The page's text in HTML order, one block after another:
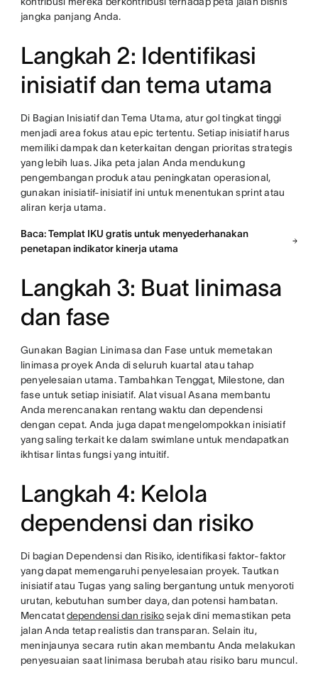
jangka panjang Anda.
Langkah 2: Identifikasi
inisiatif dan tema utama
Di Bagian Inisiatif dan Tema Utama, atur gol tingkat tinggi
menjadi area fokus atau epic tertentu. Setiap inisiatif harus
memiliki dampak dan keterkaitan dengan prioritas strategis
yang lebih luas. Jika peta jalan Anda mendukung
pengembangan produk atau peningkatan operasional,
gunakan inisiatif-inisiatif ini untuk menentukan sprint atau
aliran kerja utama.
Baca: Templat IKU gratis untuk menyederhanakan
penetapan indikator kinerja utama
Langkah 3: Buat linimasa
dan fase
Gunakan Bagian Linimasa dan Fase untuk memetakan
linimasa proyek Anda di seluruh kuartal atau tahap
penyelesaian utama. Tambahkan Tenggat, Milestone, dan
fase untuk setiap inisiatif. Alat visual Asana membantu
Anda merencanakan rentang waktu dan dependensi
dengan cepat. Anda juga dapat mengelompokkan inisiatif
yang saling terkait ke dalam swimlane untuk mendapatkan
ikhtisar lintas fungsi yang intuitif.
Langkah 4: Kelola
dependensi dan risiko
Di bagian Dependensi dan Risiko, identifikasi faktor-faktor
yang dapat memengaruhi penyelesaian proyek. Tautkan
inisiatif atau Tugas yang saling bergantung untuk menyoroti
urutan, kebutuhan sumber daya, dan potensi hambatan.
Mencatatdependensi dan risikosejak dini memastikan peta
jalan Anda tetap realistis dan transparan. Selain itu,
meninjaunya secara rutin akan membantu Anda melakukan
penyesuaian saat linimasa berubah atau risiko baru muncul.